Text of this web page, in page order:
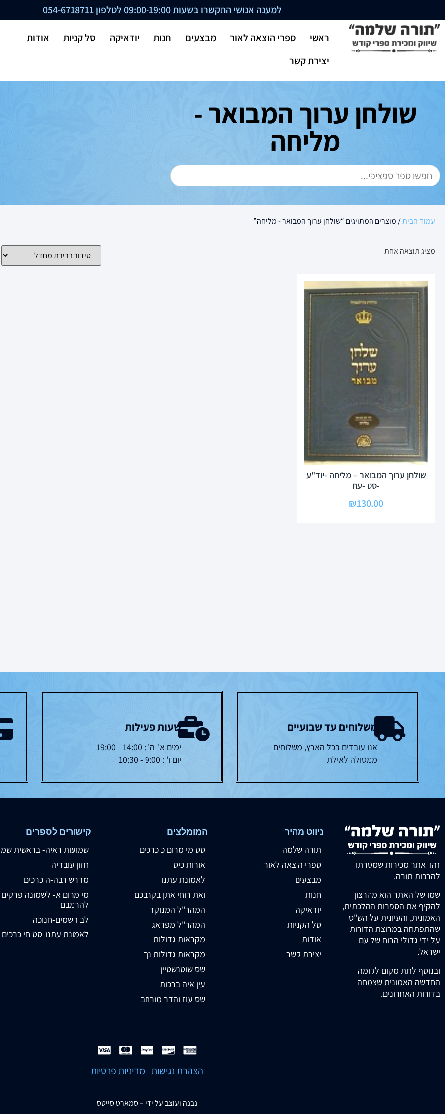
למענה אנושי התקשרו בשעות 09:00-19:00 לטלפון 054-6718711
ראשי ספרי הוצאה לאור מבצעים חנות יודאיקה סל קניות
אודות
יצירת קשר
שולחן ערוך המבואר -
מליחה
עמוד הבית/ מוצרים המתויגים “שולחן ערוך המבואר - מליחה”
מציג תוצאה אחת
שולחן ערוך המבואר – מליחה -יוד"ע
-סט -עח
₪130.00
משלוחים עד שבועיים
אנו עובדים בכל הארץ, משלוחים
ממטולה לאילת
שעות פעילות
ימים א'-ה' : 14:00 - 19:00
יום ו' : 9:00 - 10:30
זהו אתר מכירות שמטרתו
להרבות תורה.
שמו של האתר הוא מהרצון
להקיף את הספרות ההלכתית,
האמונית, והעיונית על הש"ס
שהתפתחה במרוצת הדורות
על ידי גדולי הרוח של עם
ישראל.
ובנוסף לתת מקום לקומה
החדשה האמונית שצמחה
בדורות האחרונים.
ניווט מהיר
תורה שלמה
ספרי הוצאה לאור
מבצעים
חנות
יודאיקה
סל הקניות
אודות
יצירת קשר
המומלצים
סט מי מרום כ כרכים
אורות כיס
לאמונת עתנו
ואת רוחי אתן בקרבכם
המהר"ל המנוקד
המהר"ל מפראג
מקראות גדולות
מקראות גדולות נך
שס שוטנשטיין
עין איה ברכות
שס עוז והדר מורחב
קישורים לספרים
שמועות ראיה- בראשית
חזון עובדיה
מדרש רבה-ה כרכים
מי מרום א- לשמונה פרקים
להרמבם
לב השמים-חנוכה
לאמונת עתנו-סט חי כרכים
הצהרת נגישות | מדיניות פרטיות
נבנה ועוצב על ידי –סמארט סייטס